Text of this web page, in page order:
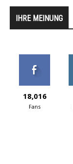
IHRE MEINUNG
18,016
Fans